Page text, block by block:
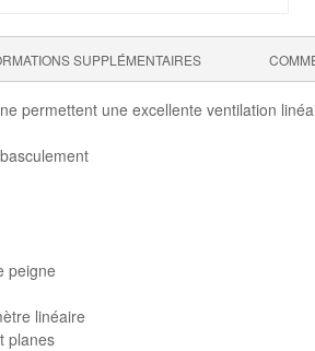
SUPPLÉMENTAIRES
permettent une excellente ventilation
peigne
linéaire
planes